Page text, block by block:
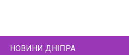
НОВИНИ ДНІПРА